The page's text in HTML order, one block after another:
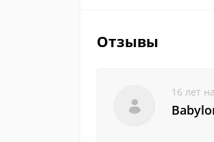
Отзывы
16 лет